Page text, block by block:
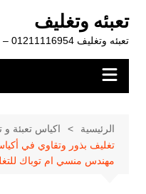
المحتوى
تعبئه وتغليف
تعبئه وتغليف 01211116954 – 01211116956 – 01211116958
الرئيسية
اكياس تعبئة و
تغليف بذور وتقاوي في
مهندس منسي ام توباك